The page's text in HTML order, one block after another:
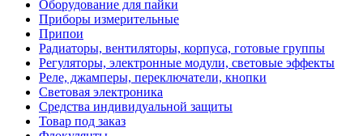
Оборудование для пайки
Приборы измерительные
Припои
Радиаторы, вентиляторы, корпуса, готовые группы
Регуляторы, электронные модули, световые эффекты
Реле, джамперы, переключатели, кнопки
Световая электроника
Средства индивидуальной защиты
Товар под заказ